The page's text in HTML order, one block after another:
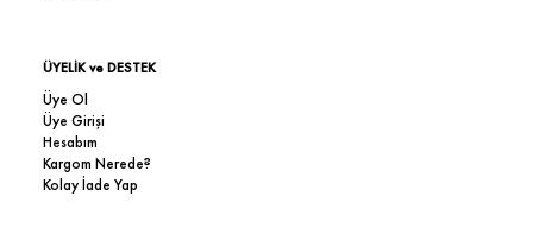
ÜYELİK ve DESTEK
Üye Ol
Üye Girişi
Hesabım
Kargom Nerede?
Kolay İade Yap